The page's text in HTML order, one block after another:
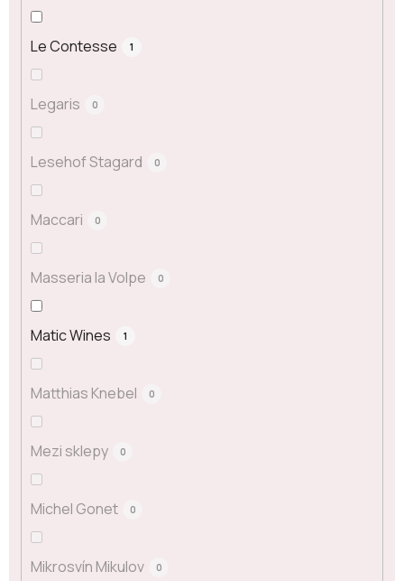
Le Contesse 1
Legaris 0
Lesehof Stagard 0
Maccari 0
Masseria la Volpe 0
Matic Wines 1
Matthias Knebel 0
Mezi sklepy 0
Michel Gonet 0
Mikrosvín Mikulov 0